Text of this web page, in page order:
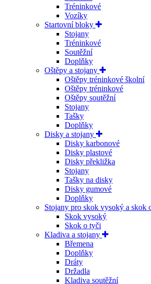
Tréninkové
Vozíky
Startovní bloky
Stojany
Tréninkové
Soutěžní
Doplňky
Oštěpy a stojany
Oštěpy tréninkové školní
Oštěpy tréninkové
Oštěpy soutěžní
Stojany
Tašky
Doplňky
Disky a stojany
Disky karbonové
Disky plastové
Disky překližka
Stojany
Tašky na disky
Disky gumové
Doplňky
Stojany pro skok vysoký a skok
Skok vysoký
Skok o tyči
Kladiva a stojany
Břemena
Doplňky
Dráty
Držadla
Kladiva soutěžní